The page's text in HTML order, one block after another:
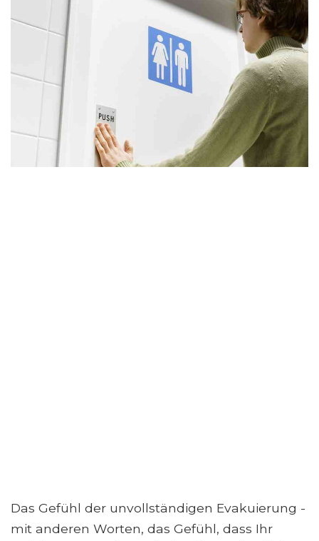
Das Gefühl der unvollständigen Evakuierung -
mit anderen Worten, das Gefühl, dass Ihr